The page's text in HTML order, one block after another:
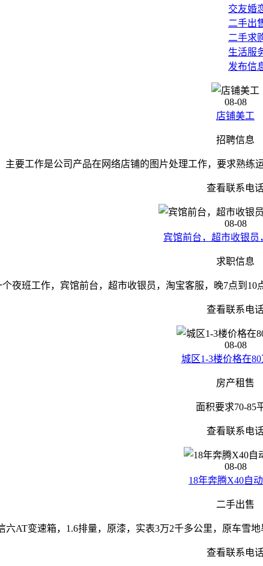
交友婚
二手出
二手求
生活服
发布信
08-08
店铺美工
招聘信息
主要工作是公司产品在网络店铺的图片处理工作，要求熟练
查看联系电
08-08
宾馆前台，超市收银员
求职信息
个夜班工作，宾馆前台，超市收银员，淘宝客服，晚7点到
查看联系电
08-08
城区1-3楼价格在
房产租售
面积要求70-85
查看联系电
08-08
18年奔腾X40自
二手出售
六AT变速箱，1.6排量，原漆，实表3万2千多公里，原车雪
查看联系电